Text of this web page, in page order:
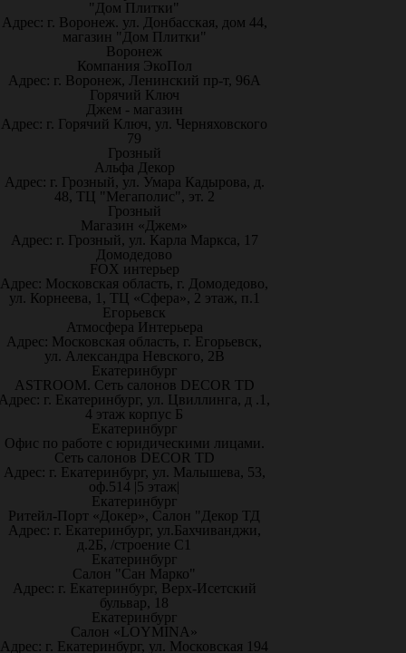
"Дом Плитки"
Адрес: г. Воронеж. ул. Донбасская, дом 44,
магазин "Дом Плитки"
Воронеж
Компания ЭкоПол
Адрес: г. Воронеж, Ленинский пр-т, 96А
Горячий Ключ
Джем - магазин
Адрес: г. Горячий Ключ, ул. Черняховского
79
Грозный
Альфа Декор
Адрес: г. Грозный, ул. Умара Кадырова, д.
48, ТЦ "Мегаполис", эт. 2
Грозный
Магазин «Джем»
Адрес: г. Грозный, ул. Карла Маркса, 17
Домодедово
FOX интерьер
Адрес: Московская область, г. Домодедово,
ул. Корнеева, 1, ТЦ «Сфера», 2 этаж, п.1
Егорьевск
Атмосфера Интерьера
Адрес: Московская область, г. Егорьевск,
ул. Александра Невского, 2В
Екатеринбург
ASTROOM. Сеть салонов DECOR TD
г. Екатеринбург, ул. Цвиллинга, д .1,
4 этаж корпус Б
Екатеринбург
Офис по работе с юридическими лицами.
Сеть салонов DECOR TD
Адрес: г. Екатеринбург, ул. Малышева, 53,
оф.514 |5 этаж|
Екатеринбург
Ритейл-Порт «Докер», Салон "Декор ТД
Адрес: г. Екатеринбург, ул.Бахчиванджи,
д.2Б, /строение С1
Екатеринбург
Салон "Сан Марко"
Адрес: г. Екатеринбург, Верх-Исетский
бульвар, 18
Екатеринбург
Салон «LOYMINA»
Адрес: г. Екатеринбург, ул. Московская 194